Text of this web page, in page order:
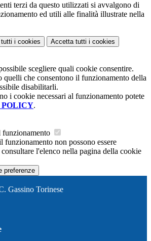
terzi da questo utilizzati si avvalgono di
ed utili alle finalità illustrate nella
tutti i cookies Accetta tutti i cookies
scegliere quali cookie consentire.
quelli che consentono il funzionamento della
disabilitarli.
i cookie necessari al funzionamento potete
POLICY.
funzionamento
funzionamento non possono essere
l'elenco nella pagina della cookie
preferenze
Gassino Torinese